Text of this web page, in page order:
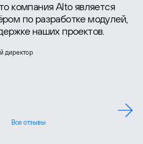
компания Alto является
по разработке модулей,
наших проектов.
директор
отдела маркетинга
Все отзывы